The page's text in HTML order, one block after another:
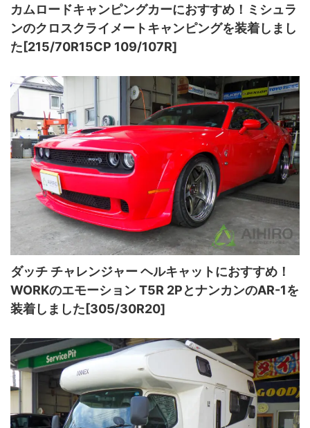
カムロードキャンピングカーにおすすめ！ミシュラ
ンのクロスクライメートキャンピングを装着しまし
た[215/70R15CP 109/107R]
ダッチ チャレンジャー ヘルキャットにおすすめ！
WORKのエモーション T5R 2PとナンカンのAR-1を
装着しました[305/30R20]